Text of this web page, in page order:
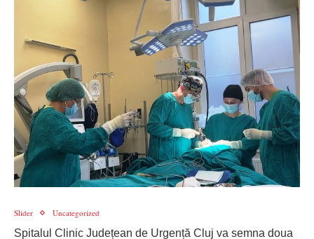
Slider Uncategorized
Spitalul Clinic Județean de Urgență Cluj va semna doua